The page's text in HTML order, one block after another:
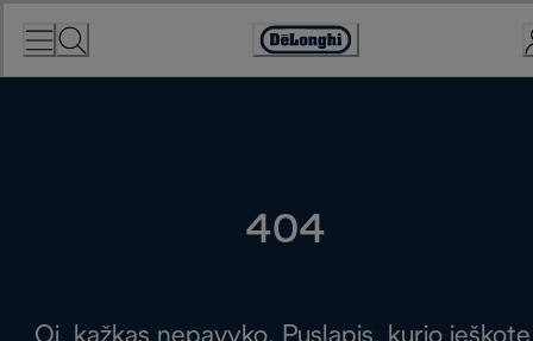
Accessibility
Statement
404
Oi, kažkas nepavyko. Puslapis, kurio